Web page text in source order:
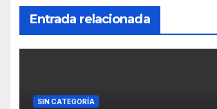
Entrada relacionada
SIN CATEGORÍA